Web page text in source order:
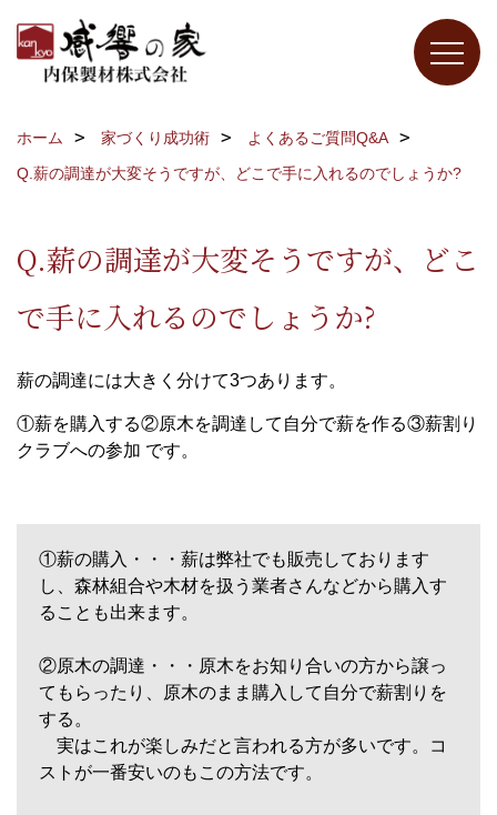
ホーム 家づくり成功術
よくあるご質問Q&A
Q.薪の調達が大変そうですが、どこで手に入れるのでしょうか?
Q.薪の調達が大変そうですが、どこ
で手に入れるのでしょうか?
薪の調達には大きく分けて3つあります。
①薪を購入する②原木を調達して自分で薪を作る③薪割り
クラブへの参加 です。
①薪の購入・・・薪は弊社でも販売しております
し、森林組合や木材を扱う業者さんなどから購入す
ることも出来ます。
②原木の調達・・・原木をお知り合いの方から譲っ
てもらったり、原木のまま購入して自分で薪割りを
する。
実はこれが楽しみだと言われる方が多いです。コ
ストが一番安いのもこの方法です。